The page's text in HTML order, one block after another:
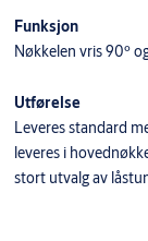
Funksjon
Nøkkelen vris 90º
Utførelse
Leveres standard
leveres i
stort utvalg av